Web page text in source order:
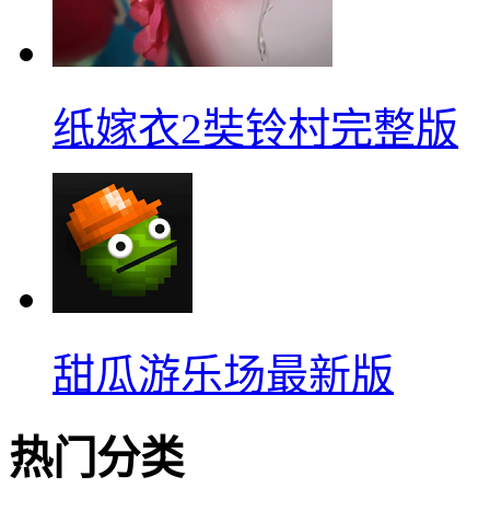
纸嫁衣2奘铃村完整版
甜瓜游乐场最新版
热门分类